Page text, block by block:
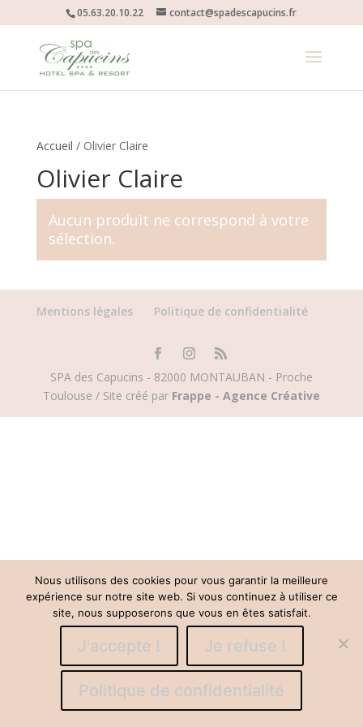
05.63.20.10.22 contact@spadescapucins.fr
Accueil / Olivier Claire
Olivier Claire
Aucun produit ne correspond à votre
sélection.
Mentions légales Politique de confidentialité
SPA des Capucins - 82000 MONTAUBAN - Proche
Toulouse / Site créé par Frappe - Agence Créative
Nous utilisons des cookies pour vous garantir la meilleure
expérience sur notre site web. Si vous continuez à utiliser ce
site, nous supposerons que vous en êtes satisfait.
J'accepte ! Je refuse !
Politique de confidentialité